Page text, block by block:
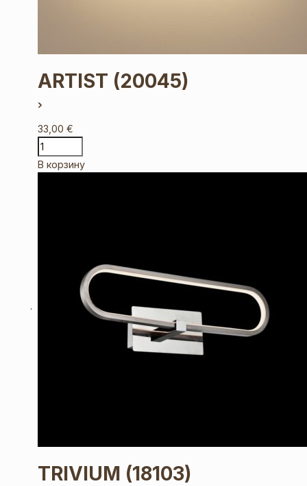
ARTIST (20045)
33,00€
В корзину
TRIVIUM (18103)